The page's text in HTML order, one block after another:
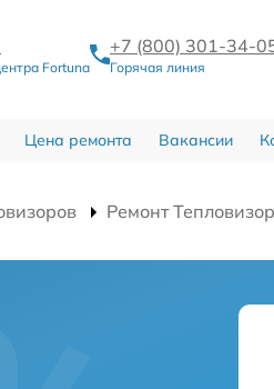
Fortuna
+7 (800) 301-34-
Горячая линия
Цена ремонта Вакансии
Ремонт